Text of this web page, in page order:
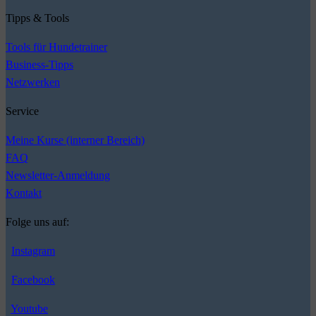
Tipps & Tools
Tools für Hundetrainer
Business-Tipps
Netzwerken
Service
Meine Kurse (interner Bereich)
FAQ
Newsletter-Anmeldung
Kontakt
Folge uns auf:
Instagram
Facebook
Youtube